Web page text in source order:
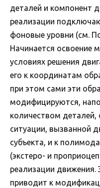
деталей и компонент
реализации
фоновые уровни (см.
Начинается освоение
условиях решения
его к координатам
при этом сами эти
модифицируются,
количеством
ситуации, вызванной
субъекта, и к
(экстеро- и
реализации движения.
приводит к